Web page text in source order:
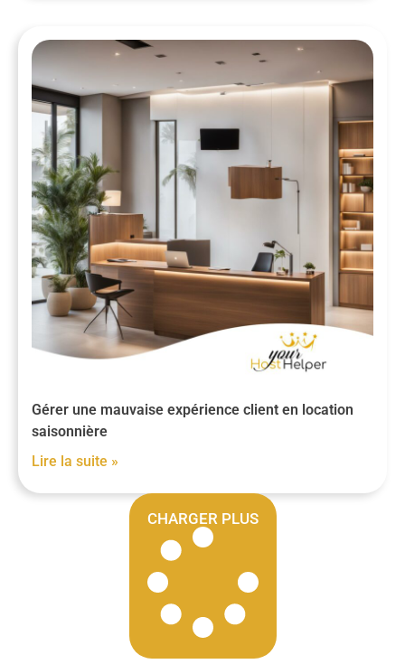
Gérer une mauvaise expérience client en location
saisonnière
Lire la suite »
CHARGER PLUS